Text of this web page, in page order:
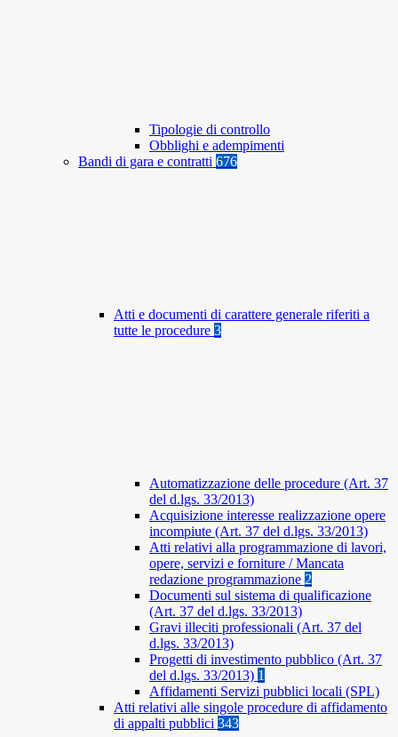
Tipologie di controllo
Obblighi e adempimenti
Bandi di gara e contratti 676
Atti e documenti di carattere generale riferiti a
tutte le procedure 3
Automatizzazione delle procedure (Art. 37
del d.lgs. 33/2013)
Acquisizione interesse realizzazione opere
incompiute (Art. 37 del d.lgs. 33/2013)
Atti relativi alla programmazione di lavori,
opere, servizi e forniture / Mancata
redazione programmazione 2
Documenti sul sistema di qualificazione
(Art. 37 del d.lgs. 33/2013)
Gravi illeciti professionali (Art. 37 del
d.lgs. 33/2013)
Progetti di investimento pubblico (Art. 37
del d.lgs. 33/2013) 1
Affidamenti Servizi pubblici locali (SPL)
Atti relativi alle singole procedure di affidamento
di appalti pubblici 343